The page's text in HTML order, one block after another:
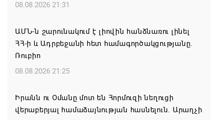
08.08.2026 21:31
ԱՄՆ-ն շարունակում է լիովին հանձնառու լինել
ՀՀ-ի և Ադրբեջանի հետ համագործակցությանը.
Ռուբիո
08.08.2026 21:25
Իրանն ու Օմանը մոտ են Հորմուզի նեղուցի
վերաբերյալ համաձայնության հասնելուն. Արաղչի